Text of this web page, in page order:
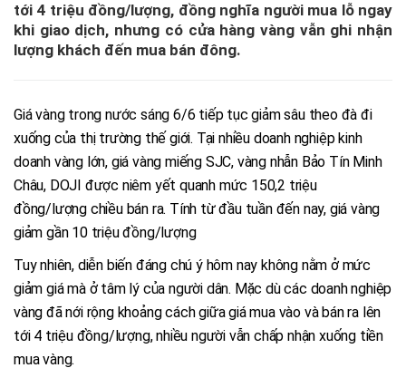
tới 4 triệu đồng/lượng, đồng nghĩa người mua lỗ ngay
khi giao dịch, nhưng có cửa hàng vàng vẫn ghi nhận
lượng khách đến mua bán đông.
Giá vàng trong nước sáng 6/6 tiếp tục giảm sâu theo đà đi
xuống của thị trường thế giới. Tại nhiều doanh nghiệp kinh
doanh vàng lớn, giá vàng miếng SJC, vàng nhẫn Bảo Tín Minh
Châu, DOJI được niêm yết quanh mức 150,2 triệu
đồng/lượng chiều bán ra. Tính từ đầu tuần đến nay, giá vàng
giảm gần 10 triệu đồng/lượng
Tuy nhiên, diễn biến đáng chú ý hôm nay không nằm ở mức
giảm giá mà ở tâm lý của người dân. Mặc dù các doanh nghiệp
vàng đã nới rộng khoảng cách giữa giá mua vào và bán ra lên
tới 4 triệu đồng/lượng, nhiều người vẫn chấp nhận xuống tiền
mua vàng.